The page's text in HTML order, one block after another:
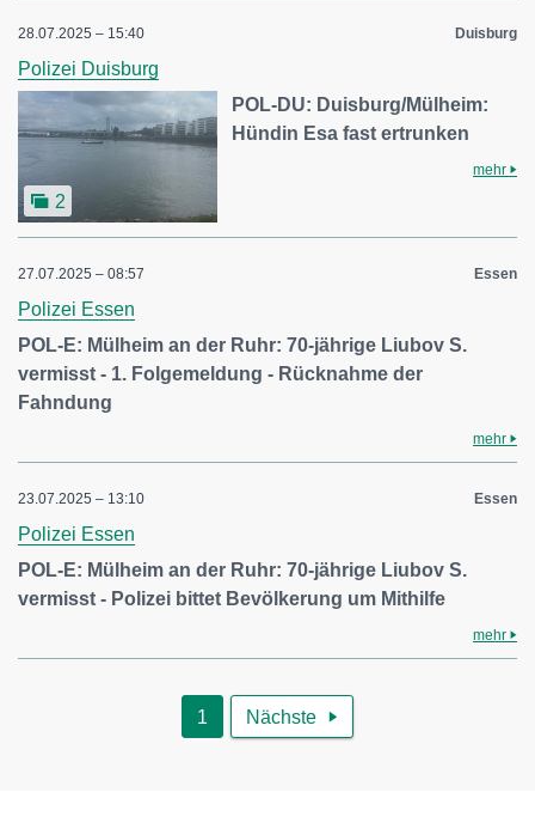
28.07.2025 – 15:40 Duisburg
Polizei Duisburg
2
POL-DU: Duisburg/Mülheim:
Hündin Esa fast ertrunken
mehr
27.07.2025 – 08:57 Essen
Polizei Essen
POL-E: Mülheim an der Ruhr: 70-jährige Liubov S.
vermisst - 1. Folgemeldung - Rücknahme der
Fahndung
mehr
23.07.2025 – 13:10 Essen
Polizei Essen
POL-E: Mülheim an der Ruhr: 70-jährige Liubov S.
vermisst - Polizei bittet Bevölkerung um Mithilfe
mehr
1 Nächste 